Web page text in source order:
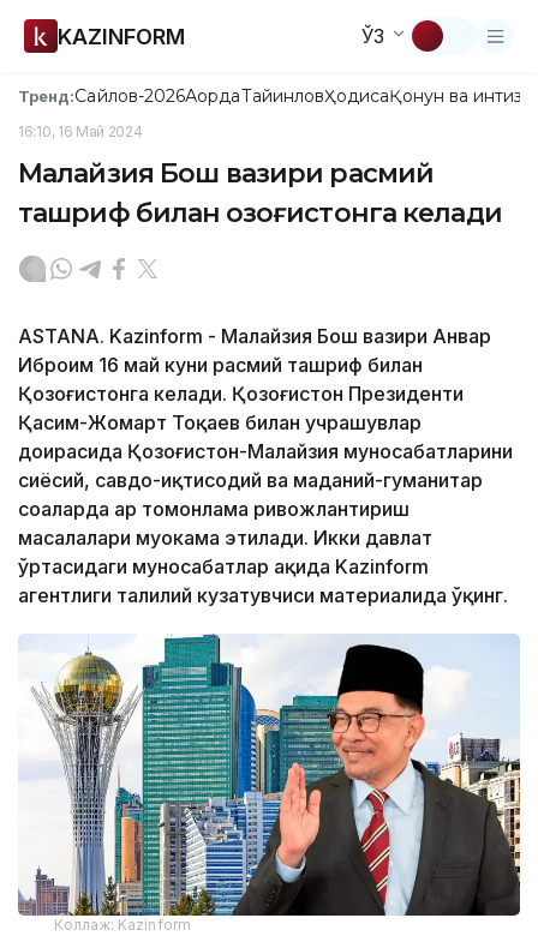
KAZINFORM ЎЗ
Тренд:Сайлов-2026АқордаТайинловҲодисаҚонун ва
16:10, 16 Май 2024
Малайзия Бош вазири расмий
ташриф билан Қозоғистонга келади
ASTANA. Kazinform - Малайзия Бош вазири Анвар
Иброҳим 16 май куни расмий ташриф билан
Қозоғистонга келади. Қозоғистон Президенти
Қасим-Жомарт Тоқаев билан учрашувлар
доирасида Қозоғистон-Малайзия муносабатларини
сиёсий, савдо-иқтисодий ва маданий-гуманитар
соҳаларда ҳар томонлама ривожлантириш
масалалари муҳокама этилади. Икки давлат
ўртасидаги муносабатлар ҳақида Kazinform
агентлиги таҳлилий кузатувчиси материалида ўқинг.
Коллаж: Kazinform